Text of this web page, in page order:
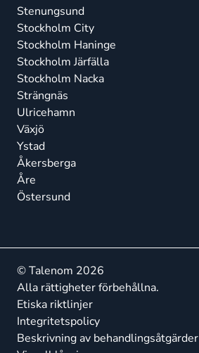
Stenungsund
Stockholm City
Stockholm Haninge
Stockholm Järfälla
Stockholm Nacka
Strängnäs
Ulricehamn
Växjö
Ystad
Åkersberga
Åre
Östersund
© Talenom 2026
Alla rättigheter förbehållna.
Etiska riktlinjer
Integritetspolicy
Beskrivning av behandlingsåtgärder